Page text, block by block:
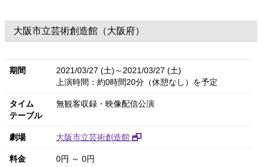
大阪市立芸術創造館（大阪府）
期間
2021/03/27 (土)～2021/03/27 (土)
上演時間：約0時間20分（休憩なし）を予定
タイム
テーブル
無観客収録・映像配信公演
劇場 大阪市立芸術創造館
料金
0円 ～ 0円